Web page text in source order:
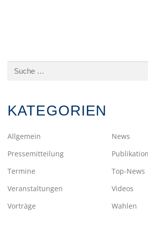
Suche
KATEGORIEN
Allgemein
News
Pressemitteilung
Termine
Top-News
Veranstaltungen
Videos
Vorträge
Wahlen